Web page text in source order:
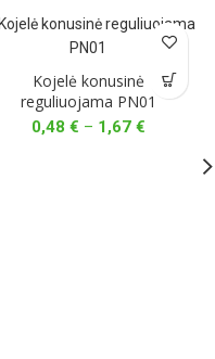
Kojelė konusinė
reguliuojama PN01
0,48 € – 1,67 €Price